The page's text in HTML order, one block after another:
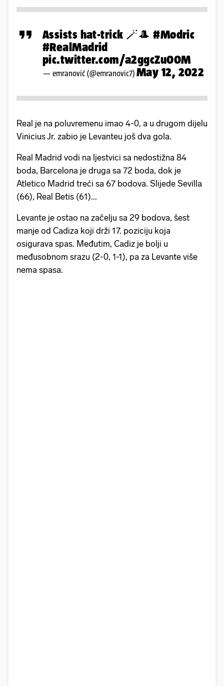
Assists hat-trick 🪄🎩#Modric
#RealMadrid
pic.twitter.com/a2ggcZu00M
— emranović (@emranovic7) May 12, 2022
Real je na poluvremenu imao 4-0, a u drugom dijelu
Vinicius Jr. zabio je Levanteu još dva gola.
Real Madrid vodi na ljestvici sa nedostižna 84
boda, Barcelona je druga sa 72 boda, dok je
Atletico Madrid treći sa 67 bodova. Slijede Sevilla
(66), Real Betis (61)...
Levante je ostao na začelju sa 29 bodova, šest
manje od Cadiza koji drži 17. poziciju koja
osigurava spas. Međutim, Cadiz je bolji u
međusobnom srazu (2-0, 1-1), pa za Levante više
nema spasa.